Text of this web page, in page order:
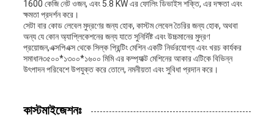
1600 কেজি নেট ওজন, এবং 5.8 KW এর ফোলিং ডিভাইস শক্তি, এর দক্ষতা এবং
ক্ষমতা প্রদর্শন করে।
সেটা বার কোড লেবেল মুদ্রণের জন্য হোক, কাস্টম লেবেল তৈরির জন্য হোক, অথবা
অন্য যে কোন অ্যাপ্লিকেশনের জন্য যাতে সুনির্দিষ্ট এবং উচ্চমানের মুদ্রণ
প্রয়োজন,এক্সপিএক্স থেকে সিল্ক প্রিন্টিং মেশিন একটি নির্ভরযোগ্য এবং খরচ কার্যকর
সমাধান৩৫০০*১৩০০*১৬০০ মিমি এর কম্প্যাক্ট মেশিনের আকার এটিকে বিভিন্ন
উৎপাদন পরিবেশে উপযুক্ত করে তোলে, নমনীয়তা এবং সুবিধা প্রদান করে।
কাস্টমাইজেশনঃ